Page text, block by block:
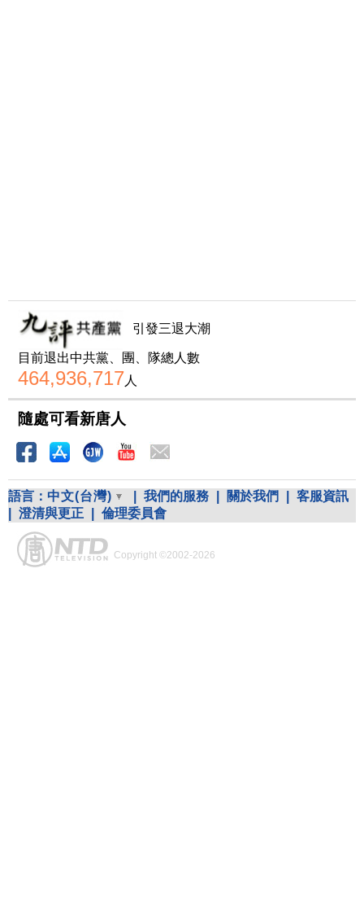
引發三退大潮
目前退出中共黨、團、隊總人數
464,936,717人
隨處可看新唐人
語言： 中文(台灣) 我們的服務 關於我們
客服資訊
澄清與更正 倫理委員會
Copyright ©2002-2026